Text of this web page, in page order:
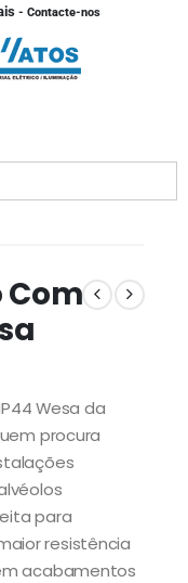
- Contacte-nos
Com
Wesa da
procura
para
resistência
acabamentos